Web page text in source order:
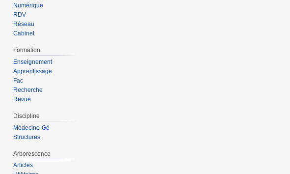
Numérique
RDV
Réseau
Cabinet
Formation
Enseignement
Apprentissage
Fac
Recherche
Revue
Discipline
Médecine-Gé
Structures
Arborescence
Articles